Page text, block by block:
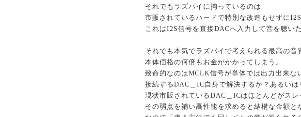
それでもラズパイに拘っているのは
市販されているハードで特別な改造もせずに
これはI2S信号を直接DACへ入力して音を聴い
それでも本気でラズパイで考えられる最高の音
本体価格の何倍もお金がかかってしまう。
致命的なのはMCLK信号が単体では出力出来な
接続するDAC＿IC自身で解決するか？あるい
現状市販されているDAC＿ICはほとんどがス
その弱点を補い高性能を求めると結構な金額と